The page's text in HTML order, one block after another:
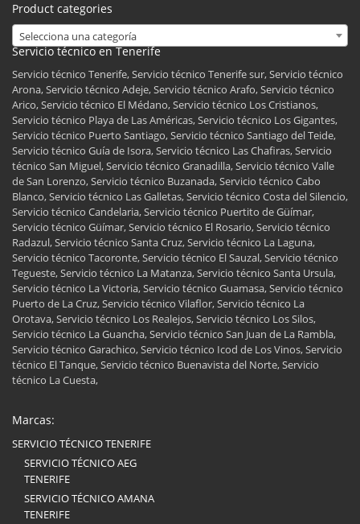
Product categories
Selecciona una categoría
Servicio técnico en Tenerife
Servicio técnico Tenerife, Servicio técnico Tenerife sur, Servicio técnico
Arona, Servicio técnico Adeje, Servicio técnico Arafo, Servicio técnico
Arico, Servicio técnico El Médano, Servicio técnico Los Cristianos,
Servicio técnico Playa de Las Américas, Servicio técnico Los Gigantes,
Servicio técnico Puerto Santiago, Servicio técnico Santiago del Teide,
Servicio técnico Guía de Isora, Servicio técnico Las Chafiras, Servicio
técnico San Miguel, Servicio técnico Granadilla, Servicio técnico Valle
de San Lorenzo, Servicio técnico Buzanada, Servicio técnico Cabo
Blanco, Servicio técnico Las Galletas, Servicio técnico Costa del Silencio,
Servicio técnico Candelaria, Servicio técnico Puertito de Güímar,
Servicio técnico Güímar, Servicio técnico El Rosario, Servicio técnico
Radazul, Servicio técnico Santa Cruz, Servicio técnico La Laguna,
Servicio técnico Tacoronte, Servicio técnico El Sauzal, Servicio técnico
Tegueste, Servicio técnico La Matanza, Servicio técnico Santa Ursula,
Servicio técnico La Victoria, Servicio técnico Guamasa, Servicio técnico
Puerto de La Cruz, Servicio técnico Vilaflor, Servicio técnico La
Orotava, Servicio técnico Los Realejos, Servicio técnico Los Silos,
Servicio técnico La Guancha, Servicio técnico San Juan de La Rambla,
Servicio técnico Garachico, Servicio técnico Icod de Los Vinos, Servicio
técnico El Tanque, Servicio técnico Buenavista del Norte, Servicio
técnico La Cuesta,
Marcas:
SERVICIO TÉCNICO TENERIFE
SERVICIO TÉCNICO AEG
TENERIFE
SERVICIO TÉCNICO AMANA
TENERIFE